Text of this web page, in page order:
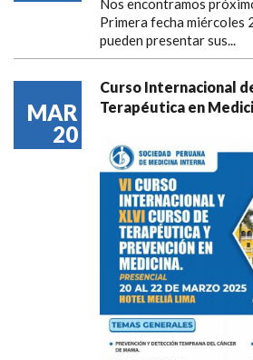
Nos encontramos
Primera fecha miércoles
pueden presentar sus...
MAR
20
Curso Internacional
Terapéutica en